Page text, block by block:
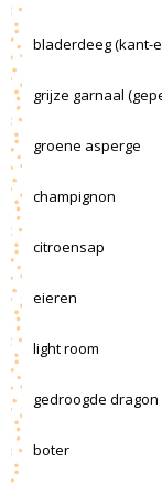
bladerdeeg (kant-
grijze garnaal
groene asperge
champignon
citroensap
eieren
light room
gedroogde dragon
boter